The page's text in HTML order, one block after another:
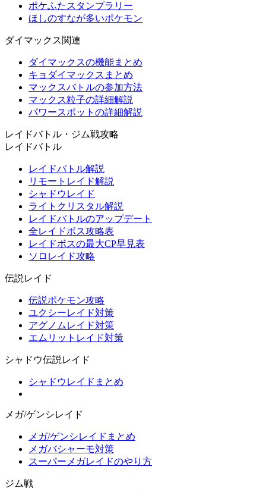
ポケふたスタンプラリー
ほしのすなが多いポケモン
ダイマックス関連
ダイマックスの機能まとめ
キョダイマックスまとめ
マックスバトルの参加方法
マックス粒子の詳細解説
パワースポットの詳細解説
レイドバトル・ジム戦攻略
レイドバトル
レイドバトル解説
リモートレイド解説
シャドウレイド
ライトクリスタル解説
レイドバトルのアップデート
全レイドボス攻略表
レイドボスの最大CP早見表
ソロレイド攻略
伝説レイド
伝説ポケモン攻略
ユクシーレイド対策
アグノムレイド対策
エムリットレイド対策
シャドウ伝説レイド
シャドウレイドまとめ
メガ/ゲンシレイド
メガ/ゲンシレイドまとめ
メガバシャーモ対策
スーパーメガレイドのやり方
ジム戦